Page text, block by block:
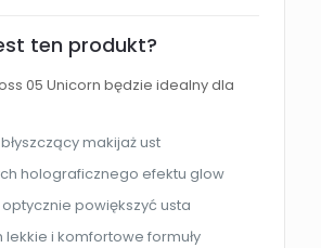
ten produkt?
05 Unicorn będzie idealny dla
makijaż ust
holograficznego efektu glow
powiększyć usta
lekkie i komfortowe formuły